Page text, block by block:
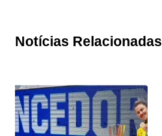
Notícias Relacionadas